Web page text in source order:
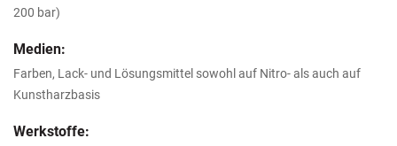
200 bar)
Medien:
Farben, Lack- und Lösungsmittel sowohl auf Nitro- als auch auf
Kunstharzbasis
Werkstoffe: